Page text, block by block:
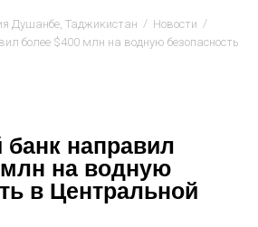
Душанбе, Таджикистан / Новости /
более $400 млн на водную безопасность
направил
млн на водную
в Центральной